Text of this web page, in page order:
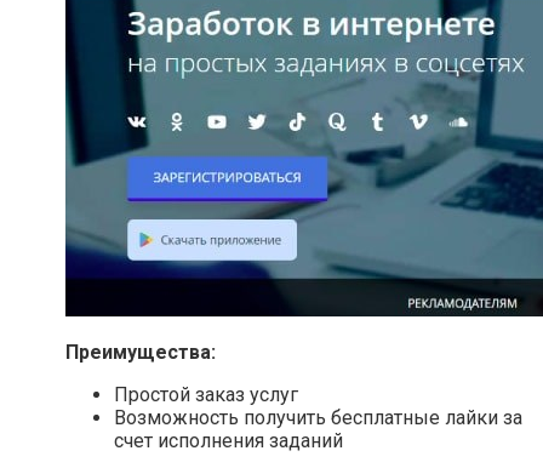
Преимущества:
Простой заказ услуг
Возможность получить бесплатные лайки за
счет исполнения заданий